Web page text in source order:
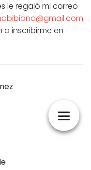
le regaló mi correo
inscribirme en